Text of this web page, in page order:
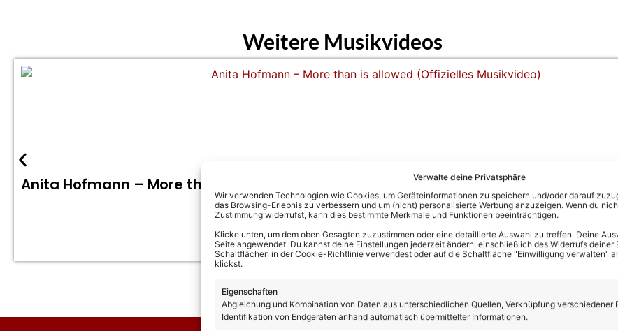
Verwalte deine Privatsphäre
Wir verwenden Technologien wie Cookies, um Geräteinformationen zu speichern und/oder darauf
das Browsing-Erlebnis zu verbessern und um (nicht) personalisierte Werbung anzuzeigen. Wenn du
Zustimmung widerrufst, kann dies bestimmte Merkmale und Funktionen beeinträchtigen.
Klicke unten, um dem oben Gesagten zuzustimmen oder eine detaillierte Auswahl zu treffen. Deine
Seite angewendet. Du kannst deine Einstellungen jederzeit ändern, einschließlich des Widerrufs deiner
Schaltflächen in der Cookie-Richtlinie verwendest oder auf die Schaltfläche "Einwilligung verwalten"
klickst.
Eigenschaften
Abgleichung und Kombination von Daten aus unterschiedlichen Quellen, Verknüpfung verschiedener
Identifikation von Endgeräten anhand automatisch übermittelter Informationen.
Weitere Musikvideos
Anita Hofmann – More than is allowed (Offizielles Musikvideo)